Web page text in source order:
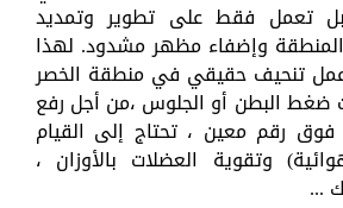
تعمل فقط على تطوير وتمديد
وإضفاء مظهر مشدود. لهذا
تنحيف حقيقي في منطقة الخصر
ضغط البطن أو الجلوس ،من أجل رفع
رقم معين ، تحتاج إلى القيام
وتقوية العضلات بالأوزان ،
...